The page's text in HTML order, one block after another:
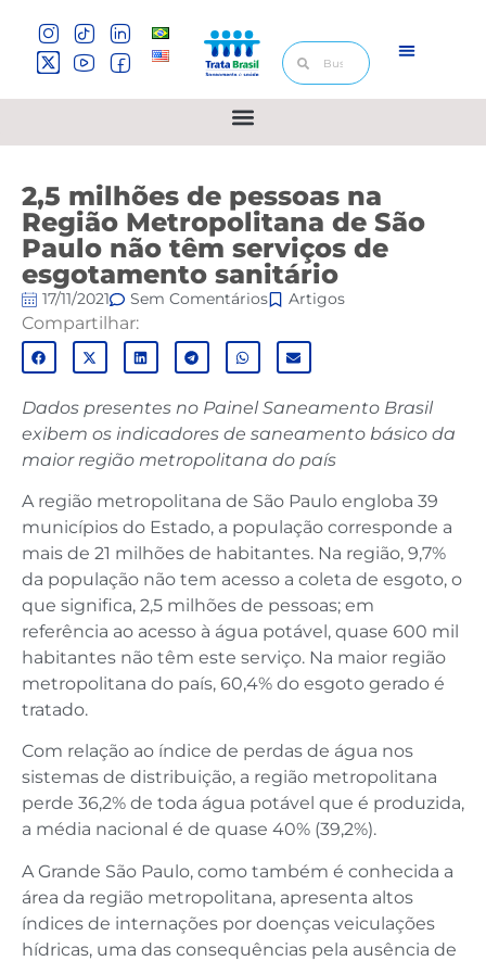
2,5 milhões de pessoas na
Região Metropolitana de São
Paulo não têm serviços de
esgotamento sanitário
17/11/2021 Sem Comentários Artigos
Compartilhar:
Dados presentes no Painel Saneamento Brasil
exibem os indicadores de saneamento básico da
maior região metropolitana do país
A região metropolitana de São Paulo engloba 39
municípios do Estado, a população corresponde a
mais de 21 milhões de habitantes. Na região, 9,7%
da população não tem acesso a coleta de esgoto, o
que significa, 2,5 milhões de pessoas; em
referência ao acesso à água potável, quase 600 mil
habitantes não têm este serviço. Na maior região
metropolitana do país, 60,4% do esgoto gerado é
tratado.
Com relação ao índice de perdas de água nos
sistemas de distribuição, a região metropolitana
perde 36,2% de toda água potável que é produzida,
a média nacional é de quase 40% (39,2%).
A Grande São Paulo, como também é conhecida a
área da região metropolitana, apresenta altos
índices de internações por doenças veiculações
hídricas, uma das consequências pela ausência de